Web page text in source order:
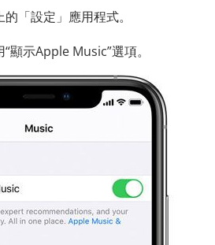
「設定」應用程式。
顯示Apple Music”選項。